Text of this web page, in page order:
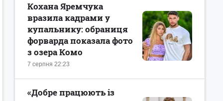
7 серпня 22:23
Кохана Яремчука
вразила кадрами у
купальнику: обраниця
форварда показала фото
з озера Комо
«Добре працюють із